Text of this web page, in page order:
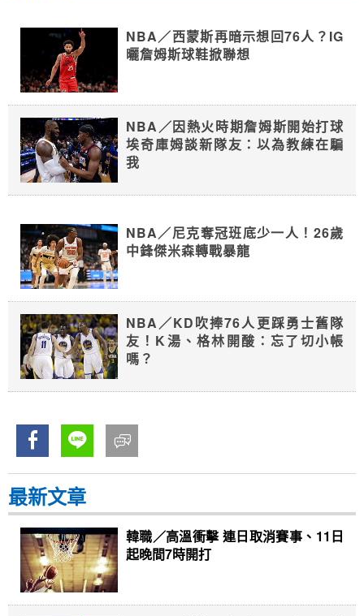
NBA／西蒙斯再暗示想回76人？IG
曬詹姆斯球鞋掀聯想
NBA／因熱火時期詹姆斯開始打球
埃奇庫姆談新隊友：以為教練在騙
我
NBA／尼克奪冠班底少一人！26歲
中鋒傑米森轉戰暴龍
NBA／KD吹捧76人更踩勇士舊隊
友！K湯、格林開酸：忘了切小帳
嗎？
最新文章
韓職／高溫衝擊 連日取消賽事、11日
起晚間7時開打